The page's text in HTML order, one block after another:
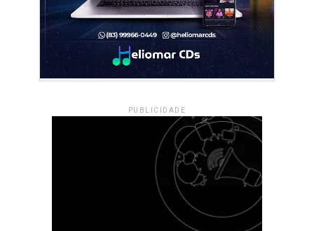
PUBLICIDADE